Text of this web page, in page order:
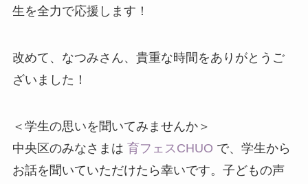
生を全力で応援します！
改めて、なつみさん、貴重な時間をありがとうご
ざいました！
＜学生の思いを聞いてみませんか＞
中央区のみなさまは 育フェスCHUO で、学生から
お話を聞いていただけたら幸いです。子どもの声